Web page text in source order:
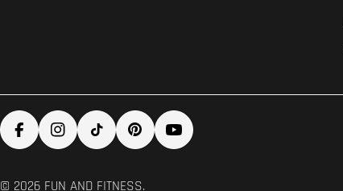
FacebookInstagram
TikTokPinterestYouTube
© 2026 FUN AND FITNESS.